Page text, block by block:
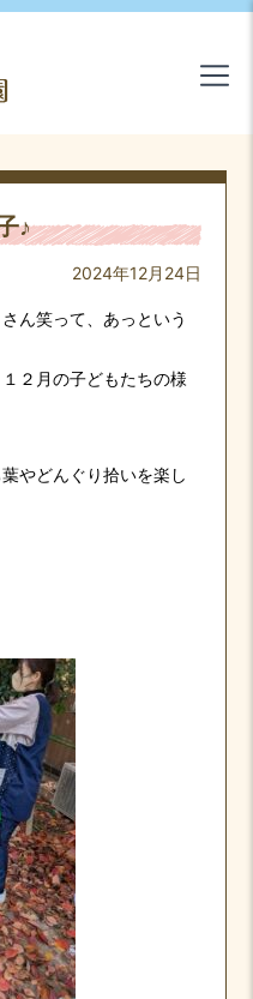
♪
2024年12月24日
ん笑って、あっという
２月の子どもたちの様
やどんぐり拾いを楽し